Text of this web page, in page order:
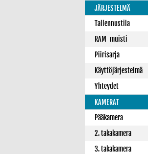
JÄRJESTELMÄ
Tallennustila
RAM-muisti
Piirisarja
Käyttöjärjestelmä
Yhteydet
KAMERAT
Pääkamera
2. takakamera
3. takakamera